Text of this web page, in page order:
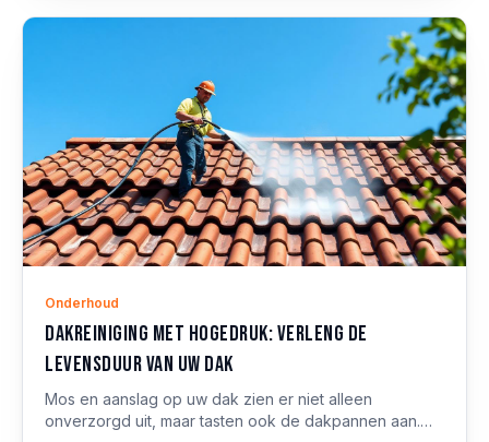
Onderhoud
Dakreiniging met hogedruk: verleng de
levensduur van uw dak
Mos en aanslag op uw dak zien er niet alleen
onverzorgd uit, maar tasten ook de dakpannen aan.